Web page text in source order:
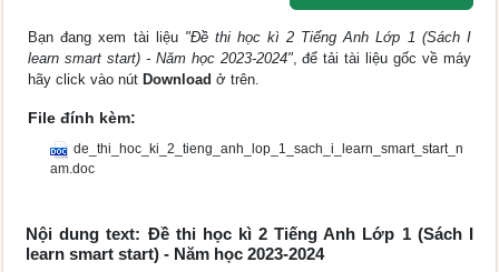
Bạn đang xem tài liệu "Đề thi học kì 2 Tiếng Anh Lớp 1 (Sách I
learn smart start) - Năm học 2023-2024", để tải tài liệu gốc về máy
hãy click vào nút Download ở trên.
File đính kèm:
de_thi_hoc_ki_2_tieng_anh_lop_1_sach_i_learn_smart_start_n
am.doc
Nội dung text: Đề thi học kì 2 Tiếng Anh Lớp 1 (Sách I
learn smart start) - Năm học 2023-2024